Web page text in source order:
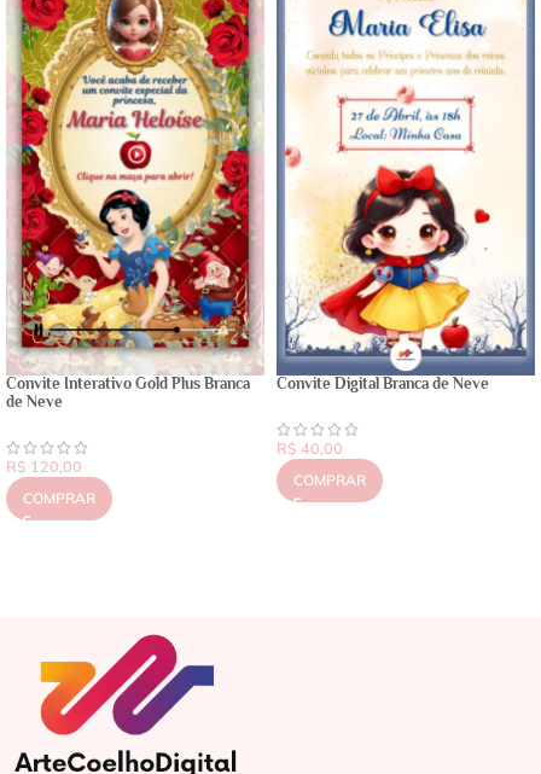
Convite Interativo Gold Plus Branca
de Neve
R$ 120,00
COMPRAR
Convite Digital Branca de Neve
R$ 40,00
COMPRAR